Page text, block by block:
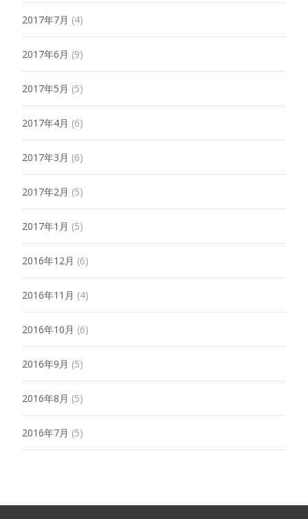
2017年7月 (4)
2017年6月 (9)
2017年5月 (5)
2017年4月 (6)
2017年3月 (6)
2017年2月 (5)
2017年1月 (5)
2016年12月 (6)
2016年11月 (4)
2016年10月 (6)
2016年9月 (5)
2016年8月 (5)
2016年7月 (5)